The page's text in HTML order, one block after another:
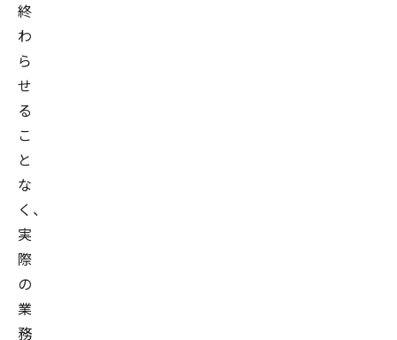
終
わ
ら
せ
る
こ
と
な
く、
実
際
の
業
務